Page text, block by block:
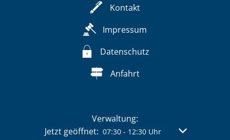
Kontakt
Impressum
Datenschutz
Anfahrt
Verwaltung:
Klicken, um weitere Öffnungs- oder
Jetzt geöffnet: 07:30- 12:30Uhr Von 07:30